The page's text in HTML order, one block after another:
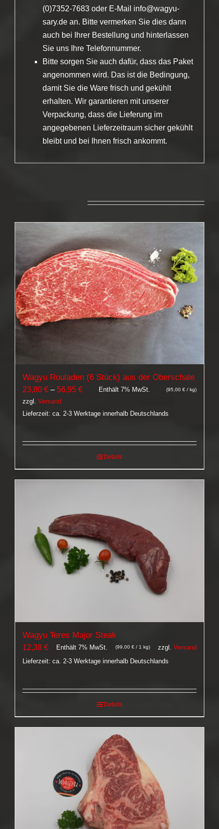
(0)7352-7683 oder E-Mail info@wagyu-
sary.de an. Bitte vermerken Sie dies dann
auch bei Ihrer Bestellung und hinterlassen
Sie uns Ihre Telefonnummer.
Bitte sorgen Sie auch dafür, dass das Paket
angenommen wird. Das ist die Bedingung,
damit Sie die Ware frisch und gekühlt
erhalten. Wir garantieren mit unserer
Verpackung, dass die Lieferung im
angegebenen Lieferzeitraum sicher gekühlt
bleibt und bei Ihnen frisch ankommt.
Wagyu Rouladen (6 Stück) aus der Oberschale
23,80 € – 56,95 €Preisspanne:
bis
Enthält 7% MwSt. (95,00 € / kg)
zzgl. Versand
Lieferzeit: ca. 2-3 Werktage innerhalb Deutschlands
Details
Wagyu Teres Major Steak
12,38 € Enthält 7% MwSt. (99,00 € / 1 kg) zzgl. Versand
Lieferzeit: ca. 2-3 Werktage innerhalb Deutschlands
Details